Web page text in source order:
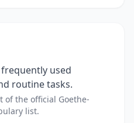
used
routine tasks.
of the official Goethe-
list.